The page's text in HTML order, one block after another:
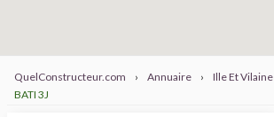
QuelConstructeur.com › Annuaire › Ille Et Vilaine
BATI 3J